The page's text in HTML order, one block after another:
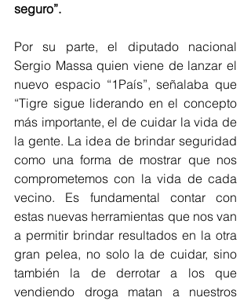
seguro”.
Por su parte, el diputado nacional
Sergio Massa quien viene de lanzar el
nuevo espacio “1País”, señalaba que
“Tigre sigue liderando en el concepto
más importante, el de cuidar la vida de
la gente. La idea de brindar seguridad
como una forma de mostrar que nos
comprometemos con la vida de cada
vecino. Es fundamental contar con
estas nuevas herramientas que nos van
a permitir brindar resultados en la otra
gran pelea, no solo la de cuidar, sino
también la de derrotar a los que
vendiendo droga matan a nuestros